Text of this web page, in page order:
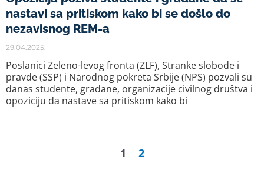
nastavi sa pritiskom kako bi se došlo do
nezavisnog REM-a
29.04.2025.
Poslanici Zeleno-levog fronta (ZLF), Stranke slobode i
pravde (SSP) i Narodnog pokreta Srbije (NPS) pozvali su
danas studente, građane, organizacije civilnog društva i
opoziciju da nastave sa pritiskom kako bi
1 2